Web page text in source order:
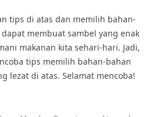
tips di atas dan memilih bahan-
membuat sambel yang enak
makanan kita sehari-hari. Jadi,
tips memilih bahan-bahan
lezat di atas. Selamat mencoba!